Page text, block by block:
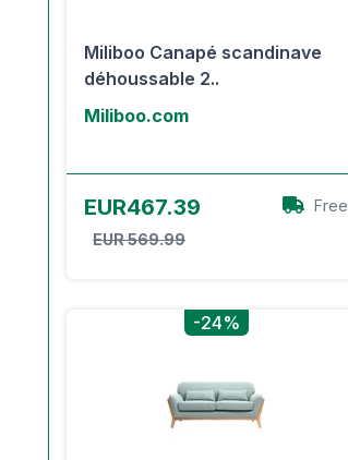
Miliboo Canapé scandinave
déhoussable 2..
Miliboo.com
EUR467.39
EUR 569.99
Free
-24%